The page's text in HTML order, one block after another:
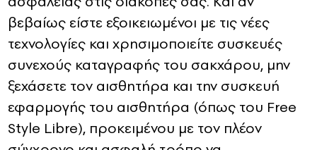
βεβαίως είστε εξοικειωμένοι με τις νέες
τεχνολογίες και χρησιμοποιείτε συσκευές
συνεχούς καταγραφής του σακχάρου, μην
ξεχάσετε τον αισθητήρα και την συσκευή
εφαρμογής του αισθητήρα (όπως του Free
Style Libre), προκειμένου με τον πλέον